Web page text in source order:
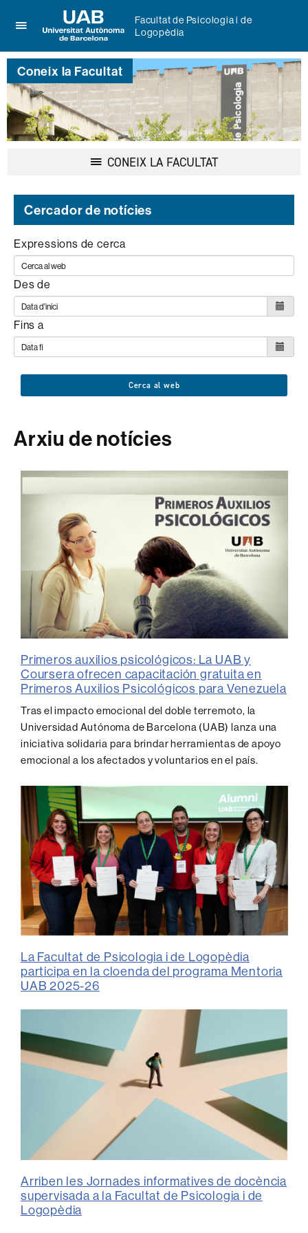
per
desplegar
el
menú
de
Facultat
de
Universitat
Autònoma
de
Barcelona
Facultat de Psicologia i de
Logopèdia
Coneix la Facultat
CONEIX LA FACULTATDesplegar
Cercador de notícies
Expressions de cerca
Des de
Fins a
Cerca al web
Arxiu de notícies
Primeros auxilios psicológicos: La UAB y
Coursera ofrecen capacitación gratuita en
Primeros Auxilios Psicológicos para Venezuela
Tras el impacto emocional del doble terremoto, la
Universidad Autónoma de Barcelona (UAB) lanza una
iniciativa solidaria para brindar herramientas de apoyo
emocional a los afectados y voluntarios en el país.
La Facultat de Psicologia i de Logopèdia
participa en la cloenda del programa Mentoria
UAB 2025-26
Arriben les Jornades informatives de docència
supervisada a la Facultat de Psicologia i de
Logopèdia